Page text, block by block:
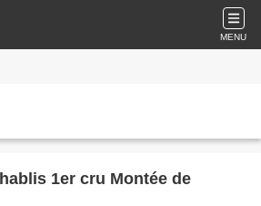
MENU
1er cru Montée de